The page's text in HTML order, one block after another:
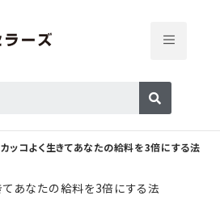
カッコよく生きてあなたの給料を3倍にする法